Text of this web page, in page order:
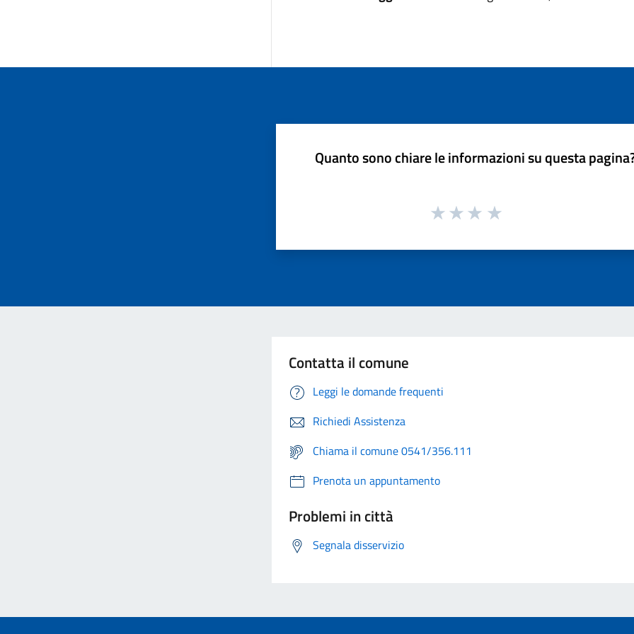
Quanto sono chiare le informazioni su questa
Contatta il comune
Leggi le domande frequenti
Richiedi Assistenza
Chiama il comune 0541/356.111
Prenota un appuntamento
Problemi in città
Segnala disservizio